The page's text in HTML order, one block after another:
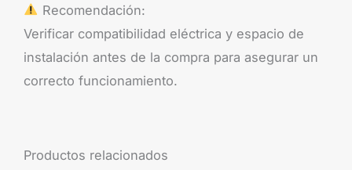
Recomendación:
Verificar compatibilidad eléctrica y espacio de
instalación antes de la compra para asegurar un
correcto funcionamiento.
Productos relacionados